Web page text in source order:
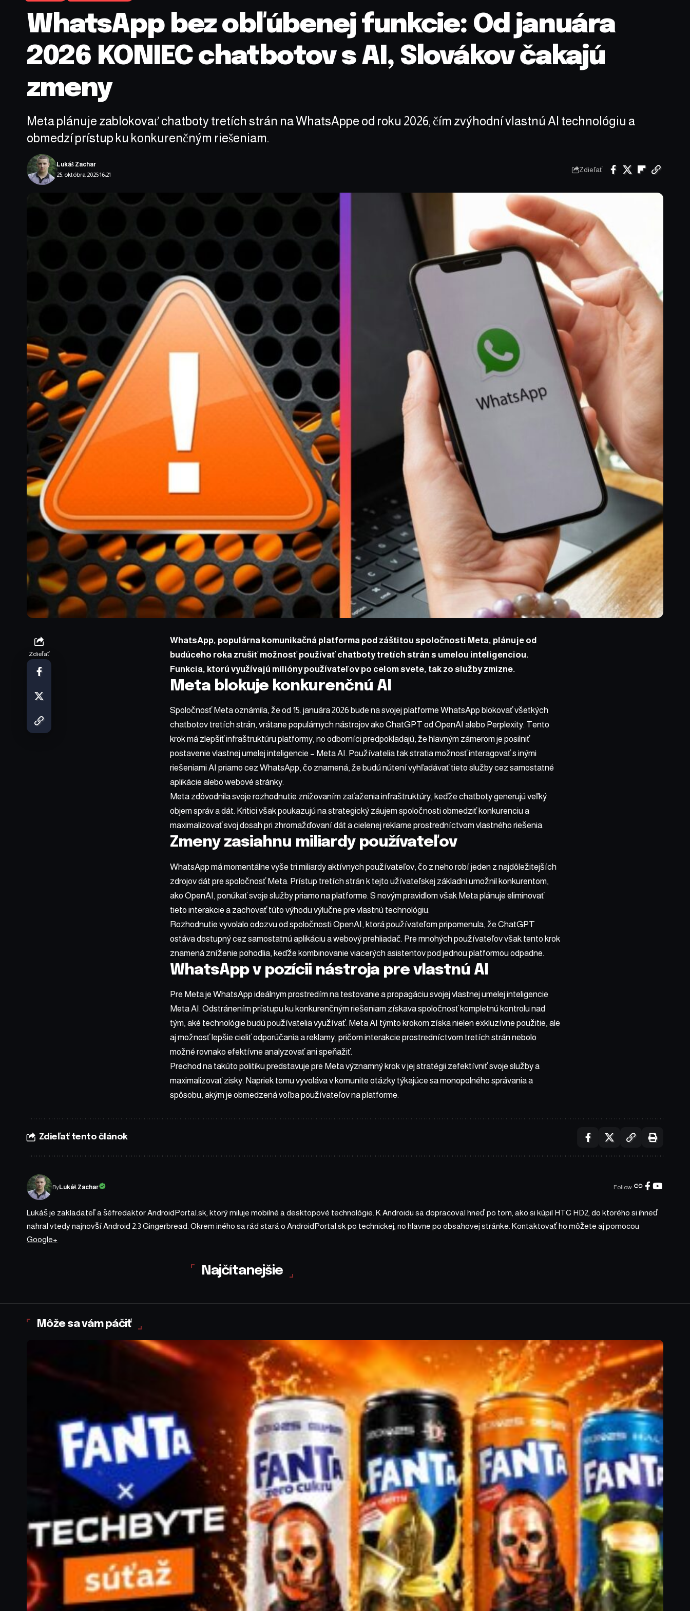
WhatsApp bez obľúbenej funkcie: Od januára
2026 KONIEC chatbotov s AI, Slovákov čakajú
zmeny
Meta plánuje zablokovať chatboty tretích strán na WhatsAppe od roku 2026, čím zvýhodní vlastnú AI technológiu a
obmedzí prístup ku konkurenčným riešeniam.
25. októbra 2025 16:21
Lukáš Zachar
Zdieľať
Zdieľať
WhatsApp, populárna komunikačná platforma pod záštitou spoločnosti Meta, plánuje od
budúceho roka zrušiť možnosť používať chatboty tretích strán s umelou inteligenciou.
Funkcia, ktorú využívajú milióny používateľov po celom svete, tak zo služby zmizne.
Meta blokuje konkurenčnú AI
Spoločnosť Meta oznámila, že od 15. januára 2026 bude na svojej platforme WhatsApp blokovať všetkých
chatbotov tretích strán, vrátane populárnych nástrojov ako ChatGPT od OpenAI alebo Perplexity. Tento
krok má zlepšiť infraštruktúru platformy, no odborníci predpokladajú, že hlavným zámerom je posilniť
postavenie vlastnej umelej inteligencie – Meta AI. Používatelia tak stratia možnosť interagovať s inými
riešeniami AI priamo cez WhatsApp, čo znamená, že budú nútení vyhľadávať tieto služby cez samostatné
aplikácie alebo webové stránky.
Meta zdôvodnila svoje rozhodnutie znižovaním zaťaženia infraštruktúry, keďže chatboty generujú veľký
objem správ a dát. Kritici však poukazujú na strategický záujem spoločnosti obmedziť konkurenciu a
maximalizovať svoj dosah pri zhromažďovaní dát a cielenej reklame prostredníctvom vlastného riešenia.
Zmeny zasiahnu miliardy používateľov
WhatsApp má momentálne vyše tri miliardy aktívnych používateľov, čo z neho robí jeden z najdôležitejších
zdrojov dát pre spoločnosť Meta. Prístup tretích strán k tejto užívateľskej základni umožnil konkurentom,
ako OpenAI, ponúkať svoje služby priamo na platforme. S novým pravidlom však Meta plánuje eliminovať
tieto interakcie a zachovať túto výhodu výlučne pre vlastnú technológiu.
Rozhodnutie vyvolalo odozvu od spoločnosti OpenAI, ktorá používateľom pripomenula, že ChatGPT
ostáva dostupný cez samostatnú aplikáciu a webový prehliadač. Pre mnohých používateľov však tento krok
znamená zníženie pohodlia, keďže kombinovanie viacerých asistentov pod jednou platformou odpadne.
WhatsApp v pozícii nástroja pre vlastnú AI
Pre Meta je WhatsApp ideálnym prostredím na testovanie a propagáciu svojej vlastnej umelej inteligencie
Meta AI. Odstránením prístupu ku konkurenčným riešeniam získava spoločnosť kompletnú kontrolu nad
tým, aké technológie budú používatelia využívať. Meta AI týmto krokom získa nielen exkluzívne použitie, ale
aj možnosť lepšie cieliť odporúčania a reklamy, pričom interakcie prostredníctvom tretích strán nebolo
možné rovnako efektívne analyzovať ani speňažiť.
Prechod na takúto politiku predstavuje pre Meta významný krok v jej stratégii zefektívniť svoje služby a
maximalizovať zisky. Napriek tomu vyvoláva v komunite otázky týkajúce sa monopolného správania a
spôsobu, akým je obmedzená voľba používateľov na platforme.
Zdieľať tento článok
ByLukáš Zachar Follow:
Lukáš je zakladateľ a šéfredaktor AndroidPortal.sk, ktorý miluje mobilné a desktopové technológie. K Androidu sa dopracoval hneď po tom, ako si kúpil HTC HD2, do ktorého si ihneď
nahral vtedy najnovší Android 2.3 Gingerbread. Okrem iného sa rád stará o AndroidPortal.sk po technickej, no hlavne po obsahovej stránke. Kontaktovať ho môžete aj pomocou
Google+
Najčítanejšie
Môže sa vám páčiť